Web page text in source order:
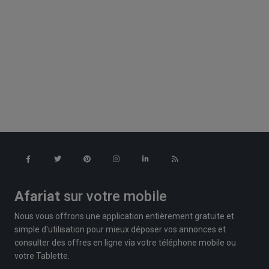
Afariat sur votre mobile
Nous vous offrons une application entièrement gratuite et
simple d'utilisation pour mieux déposer vos annonces et
consulter des offres en ligne via votre téléphone mobile ou
votre Tablette.